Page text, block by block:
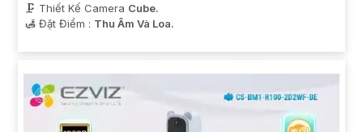
🗜️ Thiết Kế Camera Cube.
️🛃 Đặt Điểm : Thu Âm Và Loa.